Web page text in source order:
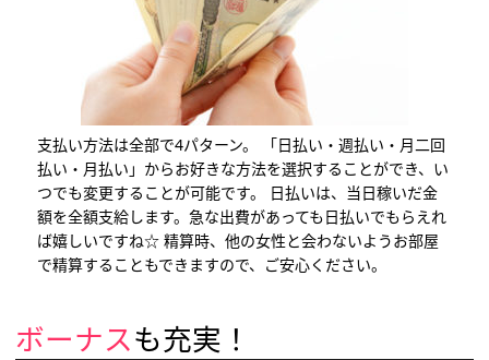
支払い方法は全部で4パターン。 「日払い・週払い・月二回
払い・月払い」からお好きな方法を選択することができ、い
つでも変更することが可能です。 日払いは、当日稼いだ金
額を全額支給します。急な出費があっても日払いでもらえれ
ば嬉しいですね☆ 精算時、他の女性と会わないようお部屋
で精算することもできますので、ご安心ください。
ボーナスも充実！